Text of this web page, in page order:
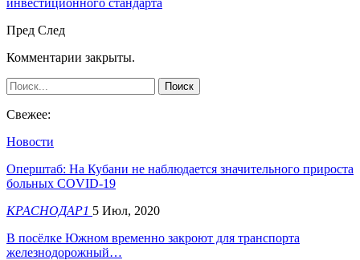
Пред След
Комментарии закрыты.
Свежее:
Новости
Оперштаб: На Кубани не наблюдается значительного прироста
больных COVID-19
КРАСНОДАР1 5 Июл, 2020
В посёлке Южном временно закроют для транспорта
железнодорожный…